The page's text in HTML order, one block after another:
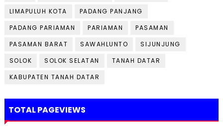
LIMAPULUH KOTA
PADANG PANJANG
PADANG PARIAMAN
PARIAMAN
PASAMAN
PASAMAN BARAT
SAWAHLUNTO
SIJUNJUNG
SOLOK
SOLOK SELATAN
TANAH DATAR
KABUPATEN TANAH DATAR
TOTAL PAGEVIEWS